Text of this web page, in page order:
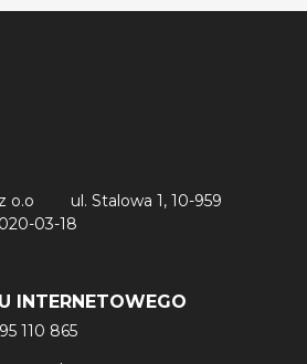
o.o
ul. Stalowa 1, 10-959
03-18
INTERNETOWEGO
110 865